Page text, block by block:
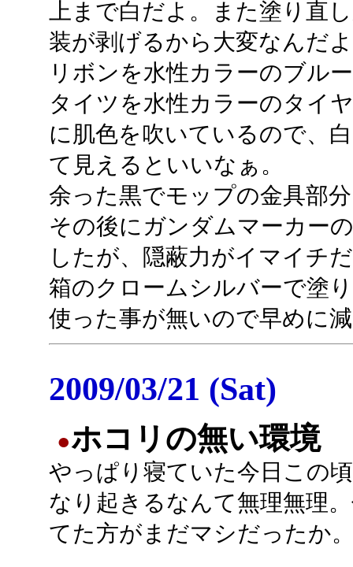
上まで白だよ。また塗り直
装が剥げるから大変なんだ
リボンを水性カラーのブル
タイツを水性カラーのタイ
に肌色を吹いているので、
て見えるといいなぁ。
余った黒でモップの金具部
その後にガンダムマーカー
したが、隠蔽力がイマイチ
箱のクロームシルバーで塗
使った事が無いので早めに
2009/03/21 (Sat)
●ホコリの無い環境
やっぱり寝ていた今日この
なり起きるなんて無理無理
てた方がまだマシだったか